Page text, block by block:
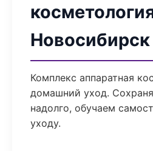
Новосибирск
Комплекс аппаратная
домашний уход.
надолго, обучаем
уходу.